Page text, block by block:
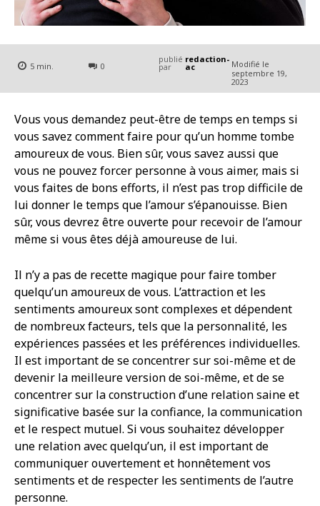
5 min. 0
publié
par
redaction-
ac
Modifié le
septembre 19,
2023
Vous vous demandez peut-être de temps en temps si
vous savez comment faire pour qu’un homme tombe
amoureux de vous. Bien sûr, vous savez aussi que
vous ne pouvez forcer personne à vous aimer, mais si
vous faites de bons efforts, il n’est pas trop difficile de
lui donner le temps que l’amour s’épanouisse. Bien
sûr, vous devrez être ouverte pour recevoir de l’amour
même si vous êtes déjà amoureuse de lui.
Il n’y a pas de recette magique pour faire tomber
quelqu’un amoureux de vous. L’attraction et les
sentiments amoureux sont complexes et dépendent
de nombreux facteurs, tels que la personnalité, les
expériences passées et les préférences individuelles.
Il est important de se concentrer sur soi-même et de
devenir la meilleure version de soi-même, et de se
concentrer sur la construction d’une relation saine et
significative basée sur la confiance, la communication
et le respect mutuel. Si vous souhaitez développer
une relation avec quelqu’un, il est important de
communiquer ouvertement et honnêtement vos
sentiments et de respecter les sentiments de l’autre
personne.